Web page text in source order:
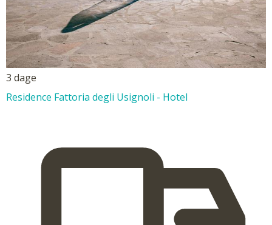
3 dage
Residence Fattoria degli Usignoli - Hotel